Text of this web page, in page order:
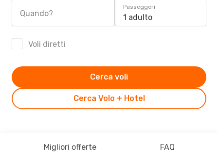
Quando?
Passeggeri
1 adulto
Voli diretti
Cerca Volo + Hotel
Cerca voli
Migliori offerte FAQ